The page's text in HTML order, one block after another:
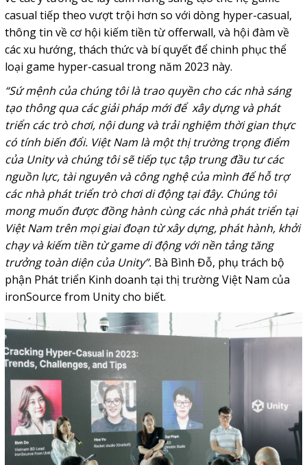
casual tiếp theo vượt trội hơn so với dòng hyper-casual,
thông tin về cơ hội kiếm tiền từ offerwall, và hội đàm về
các xu hướng, thách thức và bí quyết để chinh phục thể
loại game hyper-casual trong năm 2023 này.
“Sứ mệnh của chúng tôi là trao quyền cho các nhà sáng
tạo thông qua các giải pháp mới để xây dựng và phát
triển các trò chơi, nội dung và trải nghiệm thời gian thực
có tính biến đổi. Việt Nam là một thị trường trọng điểm
của Unity và chúng tôi sẽ tiếp tục tập trung đầu tư các
nguồn lực, tài nguyên và công nghệ của mình để hỗ trợ
các nhà phát triển trò chơi di động tại đây. Chúng tôi
mong muốn được đồng hành cùng các nhà phát triển tại
Việt Nam trên mọi giai đoạn từ xây dựng, phát hành, khởi
chạy và kiếm tiền từ game di động với nền tảng tăng
trưởng toàn diện của Unity”. Bà Bình Đỗ, phụ trách bộ
phận Phát triển Kinh doanh tại thị trường Việt Nam của
ironSource from Unity cho biết.